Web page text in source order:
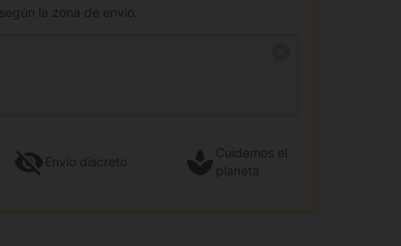
la zona de envío.
Envío discreto
Cuidemos el
planeta